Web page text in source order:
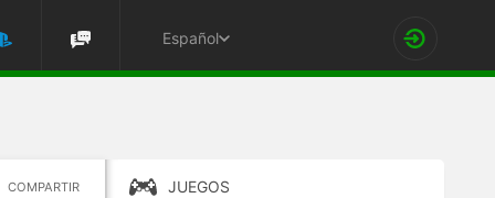
Español
COMPARTIR JUEGOS